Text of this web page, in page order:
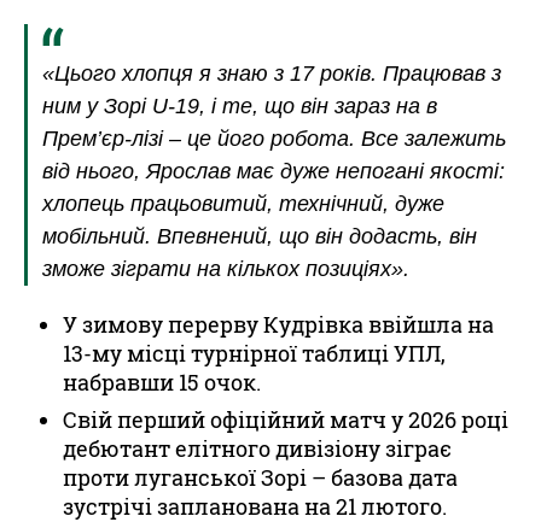
«Цього хлопця я знаю з 17 років. Працював з
ним у Зорі U-19, і те, що він зараз на в
Прем’єр-лізі – це його робота. Все залежить
від нього, Ярослав має дуже непогані якості:
хлопець працьовитий, технічний, дуже
мобільний. Впевнений, що він додасть, він
зможе зіграти на кількох позиціях».
У зимову перерву Кудрівка ввійшла на
13-му місці турнірної таблиці УПЛ,
набравши 15 очок.
Свій перший офіційний матч у 2026 році
дебютант елітного дивізіону зіграє
проти луганської Зорі – базова дата
зустрічі запланована на 21 лютого.